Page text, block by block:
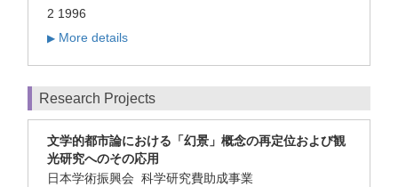
2 1996
▶ More details
Research Projects
文学的都市論における「幻景」概念の再定位および観
光研究へのその応用
日本学術振興会 科学研究費助成事業